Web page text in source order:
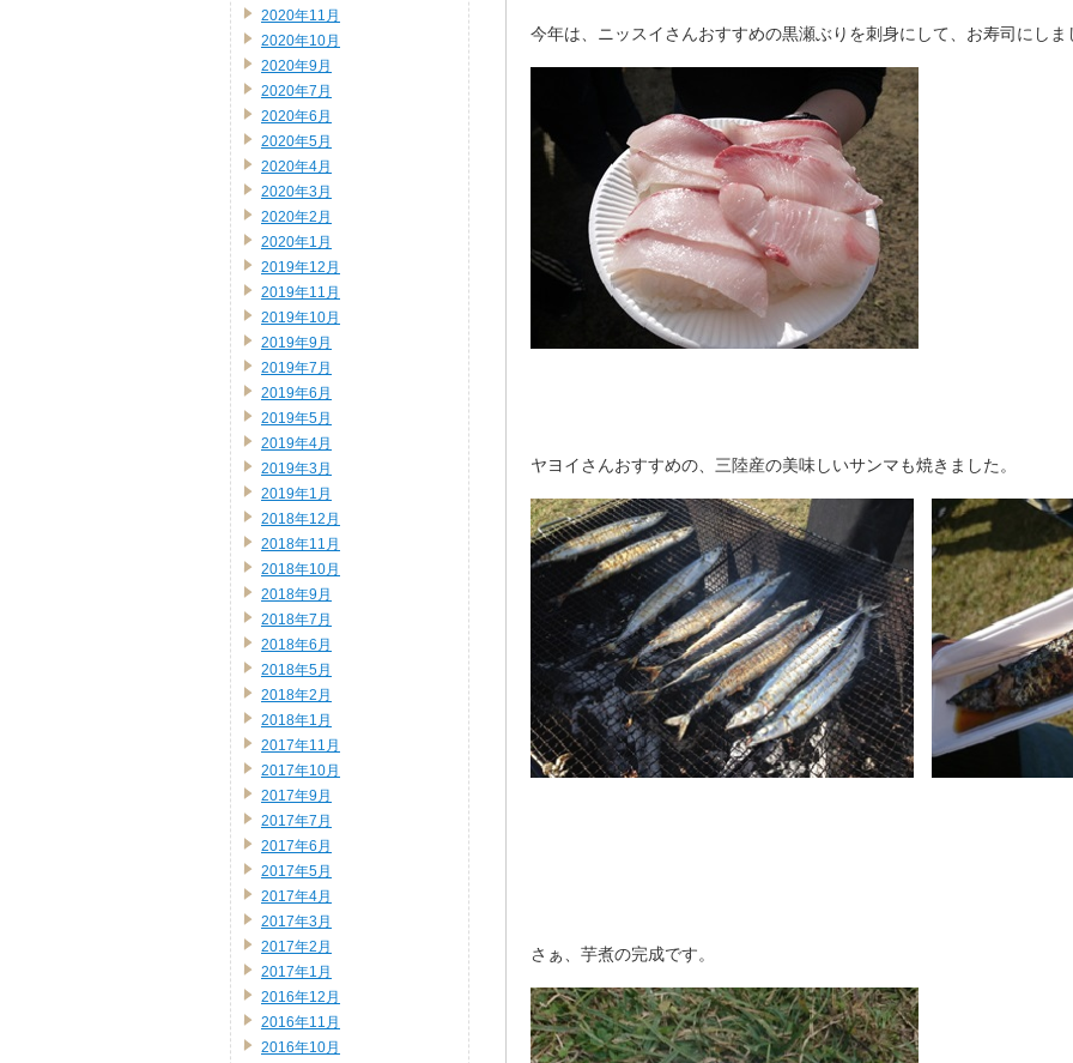
今年は、ニッスイさんおすすめの黒瀬ぶりを刺身にして、お寿司にしま
ヤヨイさんおすすめの、三陸産の美味しいサンマも焼きました。
さぁ、芋煮の完成です。
2020年11月
2020年10月
2020年9月
2020年7月
2020年6月
2020年5月
2020年4月
2020年3月
2020年2月
2020年1月
2019年12月
2019年11月
2019年10月
2019年9月
2019年7月
2019年6月
2019年5月
2019年4月
2019年3月
2019年1月
2018年12月
2018年11月
2018年10月
2018年9月
2018年7月
2018年6月
2018年5月
2018年2月
2018年1月
2017年11月
2017年10月
2017年9月
2017年7月
2017年6月
2017年5月
2017年4月
2017年3月
2017年2月
2017年1月
2016年12月
2016年11月
2016年10月